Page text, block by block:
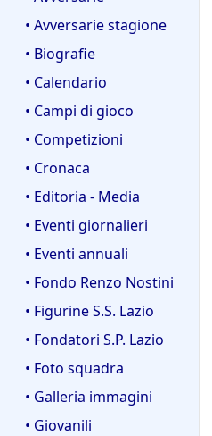
• Avversarie stagione
• Biografie
• Calendario
• Campi di gioco
• Competizioni
• Cronaca
• Editoria - Media
• Eventi giornalieri
• Eventi annuali
• Fondo Renzo Nostini
• Figurine S.S. Lazio
• Fondatori S.P. Lazio
• Foto squadra
• Galleria immagini
• Giovanili